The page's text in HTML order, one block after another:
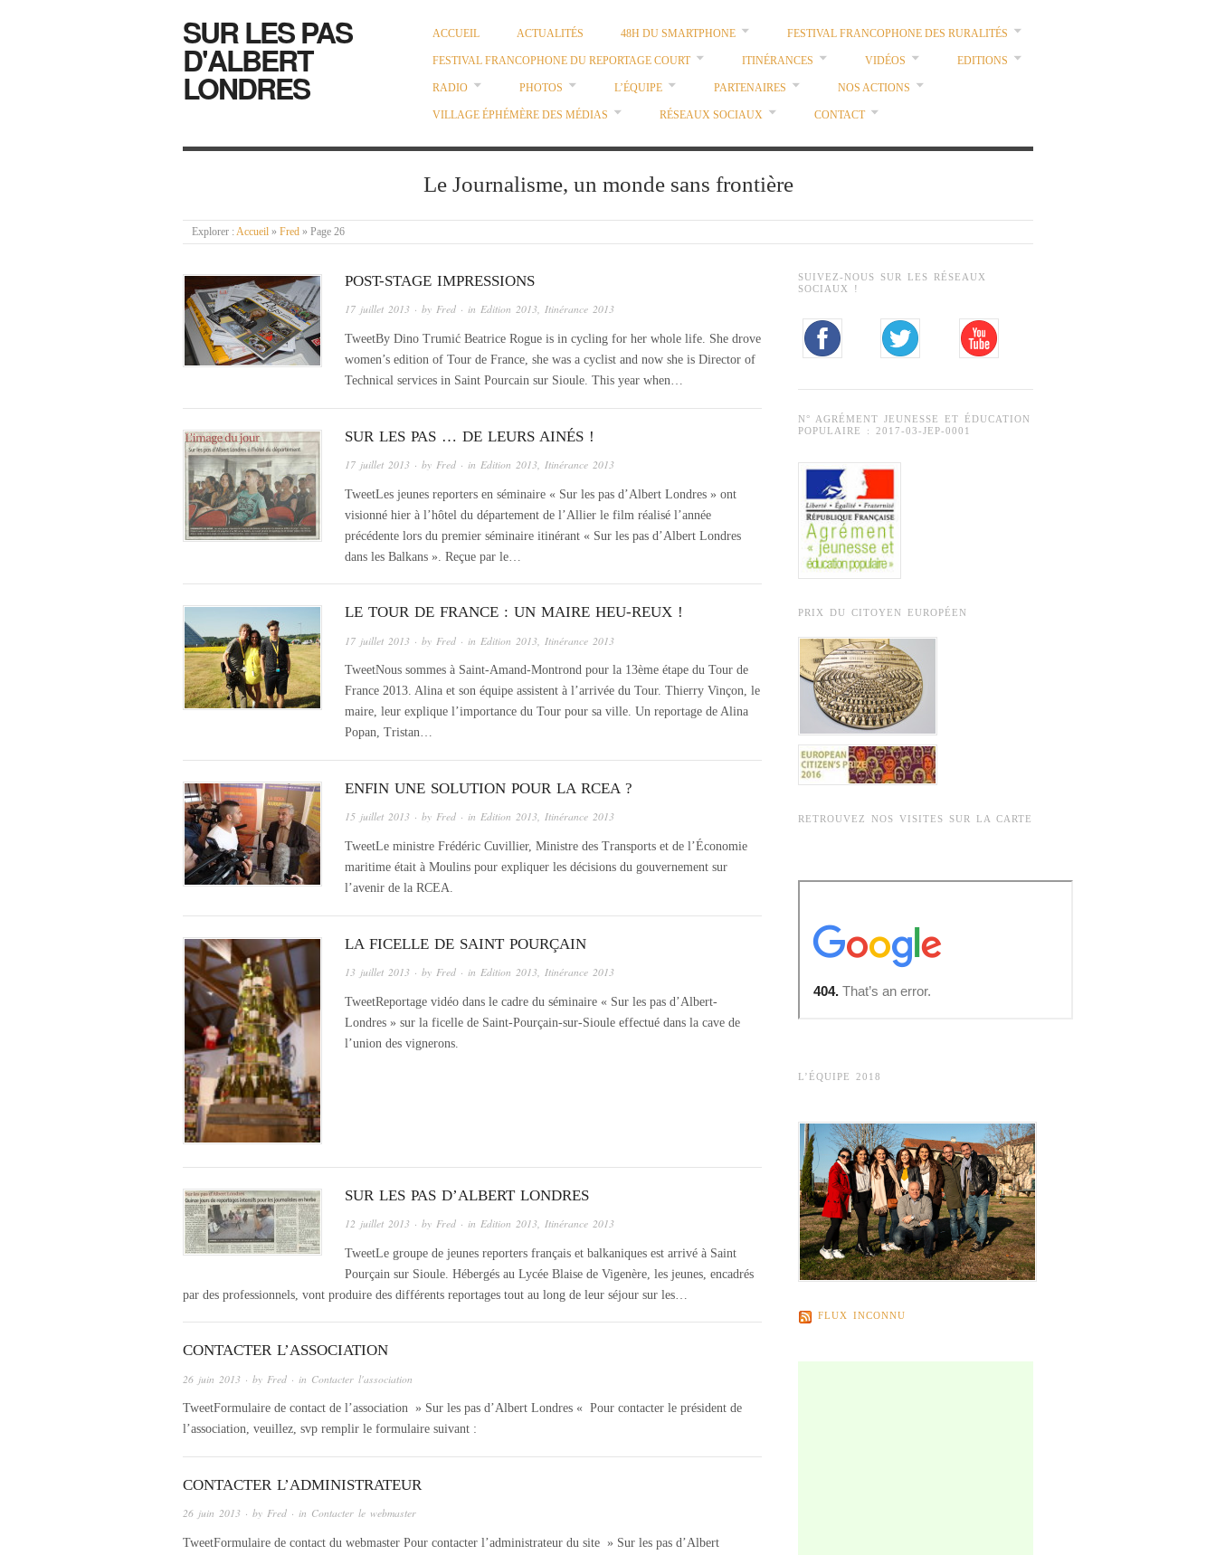
SUR LES PAS
D'ALBERT
LONDRES
ACCUEIL ACTUALITÉS 48H DU SMARTPHONE FESTIVAL FRANCOPHONE DES RURALITÉS
FESTIVAL FRANCOPHONE DU REPORTAGE COURT ITINÉRANCES VIDÉOS EDITIONS
RADIO PHOTOS L’ÉQUIPE PARTENAIRES NOS ACTIONS
VILLAGE ÉPHÉMÈRE DES MÉDIAS RÉSEAUX SOCIAUX CONTACT
Le Journalisme, un monde sans frontière
Explorer : Accueil » Fred » Page 26
POST-STAGE IMPRESSIONS
17 juillet 2013 · by Fred · in Edition 2013, Itinérance 2013
TweetBy Dino Trumić Beatrice Rogue is in cycling for her whole life. She drove
women’s edition of Tour de France, she was a cyclist and now she is Director of
Technical services in Saint Pourcain sur Sioule. This year when…
SUR LES PAS … DE LEURS AINÉS !
17 juillet 2013 · by Fred · in Edition 2013 Itinérance 2013
TweetLes jeunes reporters en séminaire « Sur les pas d’Albert Londres » ont
visionné hier à l’hôtel du département de l’Allier le film réalisé l’année
précédente lors du premier séminaire itinérant « Sur les pas d’Albert Londres
dans les Balkans ». Reçue par le…
LE TOUR DE FRANCE : UN MAIRE HEU-REUX !
17 juillet 2013 · by Fred · in Edition 2013 Itinérance 2013
TweetNous sommes à Saint-Amand-Montrond pour la 13ème étape du Tour de
France 2013. Alina et son équipe assistent à l’arrivée du Tour. Thierry Vinçon, le
maire, leur explique l’importance du Tour pour sa ville. Un reportage de Alina
Popan, Tristan…
ENFIN UNE SOLUTION POUR LA RCEA ?
15 juillet 2013 · by Fred · in Edition 2013, Itinérance 2013
TweetLe ministre Frédéric Cuvillier, Ministre des Transports et de l’Économie
maritime était à Moulins pour expliquer les décisions du gouvernement sur
l’avenir de la RCEA.
LA FICELLE DE SAINT POURÇAIN
13 juillet 2013 · by Fred · in Edition 2013 Itinérance 2013
TweetReportage vidéo dans le cadre du séminaire « Sur les pas d’Albert-
Londres » sur la ficelle de Saint-Pourçain-sur-Sioule effectué dans la cave de
l’union des vignerons.
SUR LES PAS D’ALBERT LONDRES
12 juillet 2013 · by Fred · in Edition 2013 Itinérance 2013
TweetLe groupe de jeunes reporters français et balkaniques est arrivé à Saint
Pourçain sur Sioule. Hébergés au Lycée Blaise de Vigenère, les jeunes, encadrés
par des professionnels, vont produire des différents reportages tout au long de leur séjour sur les…
CONTACTER L’ASSOCIATION
26 juin 2013 · by Fred · in Contacter l'association
TweetFormulaire de contact de l’association » Sur les pas d’Albert Londres « Pour contacter le président de
l’association, veuillez, svp remplir le formulaire suivant :
CONTACTER L’ADMINISTRATEUR
26 juin 2013 · by Fred · in Contacter le webmaster
TweetFormulaire de contact du webmaster Pour contacter l’administrateur du site » Sur les pas d’Albert
SUIVEZ-NOUS SUR LES RÉSEAUX
SOCIAUX !
N° AGRÉMENT JEUNESSE ET ÉDUCATION
POPULAIRE : 2017-03-JEP-0001
PRIX DU CITOYEN EUROPÉEN
RETROUVEZ NOS VISITES SUR LA CARTE
L’ÉQUIPE 2018
FLUX INCONNU